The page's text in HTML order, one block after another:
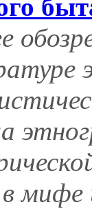
мифе